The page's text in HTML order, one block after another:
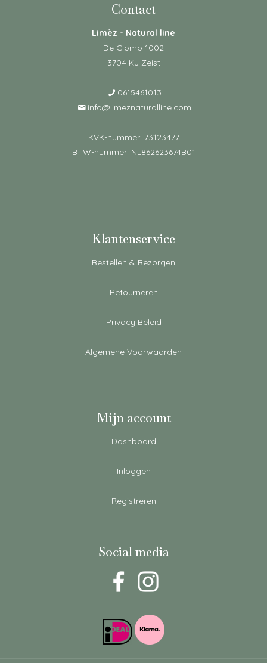
Contact
Limèz - Natural line
De Clomp 1002
3704 KJ Zeist
0615461013
info@limeznaturalline.com
KVK-nummer: 73123477
BTW-nummer: NL862623674B01
Klantenservice
Bestellen & Bezorgen
Retourneren
Privacy Beleid
Algemene Voorwaarden
Mijn account
Dashboard
Inloggen
Registreren
Social media